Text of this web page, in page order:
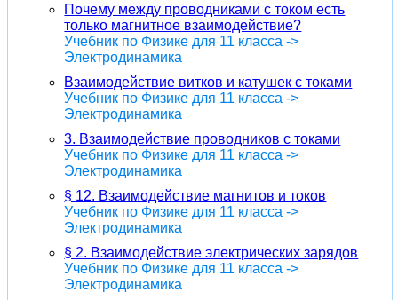
Почему между проводниками с током есть
только магнитное взаимодействие?
Учебник по Физике для 11 класса ->
Электродинамика
Взаимодействие витков и катушек с токами
Учебник по Физике для 11 класса ->
Электродинамика
3. Взаимодействие проводников с токами
Учебник по Физике для 11 класса ->
Электродинамика
§ 12. Взаимодействие магнитов и токов
Учебник по Физике для 11 класса ->
Электродинамика
§ 2. Взаимодействие электрических зарядов
Учебник по Физике для 11 класса ->
Электродинамика